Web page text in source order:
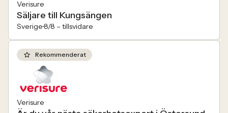
Verisure
Säljare till Kungsängen
Sverige8/8 – tillsvidare
Rekommenderat
Verisure